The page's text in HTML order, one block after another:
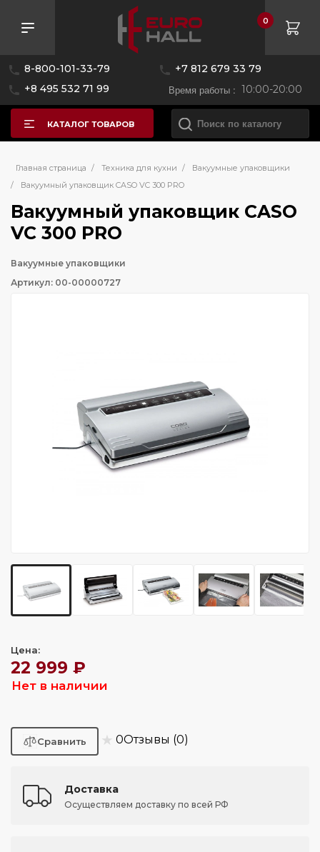
8-800-101-33-79
+7 812 679 33 79
+8 495 532 71 99
Время работы : 10:00-20:00
0
КАТАЛОГ ТОВАРОВ
Главная страница / Техника для кухни /
Вакуумные упаковщики
/
Вакуумный упаковщик CASO VC 300 PRO
Вакуумный упаковщик CASO
VC 300 PRO
Вакуумные упаковщики
Артикул: 00-00000727
Цена:
22 999 ₽
Нет в наличии
★ 0Отзывы (0)
Доставка
Осуществляем доставку по всей РФ